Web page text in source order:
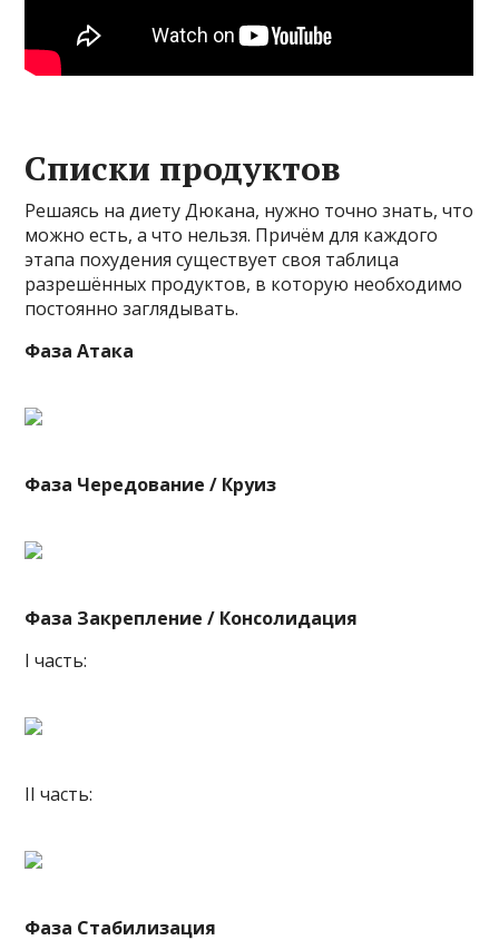
Списки продуктов
Решаясь на диету Дюкана, нужно точно знать, что
можно есть, а что нельзя. Причём для каждого
этапа похудения существует своя таблица
разрешённых продуктов, в которую необходимо
постоянно заглядывать.
Фаза Атака
Фаза Чередование / Круиз
Фаза Закрепление / Консолидация
I часть:
II часть:
Фаза Стабилизация